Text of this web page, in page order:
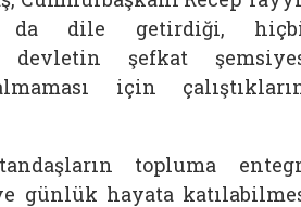
da dile getirdiği,
devletin şefkat
için
topluma
günlük hayata